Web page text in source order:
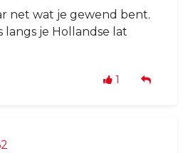
net wat je gewend bent.
langs je Hollandse lat
1